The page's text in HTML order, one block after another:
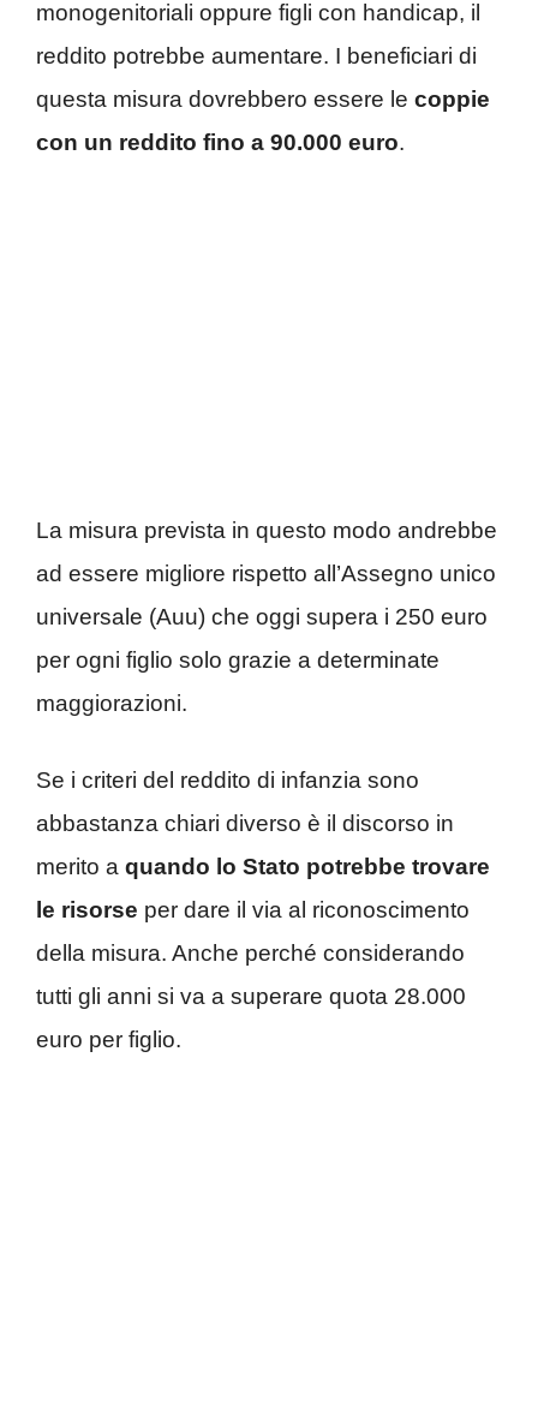
monogenitoriali oppure figli con handicap, il
reddito potrebbe aumentare. I beneficiari di
questa misura dovrebbero essere le coppie
con un reddito fino a 90.000 euro.
La misura prevista in questo modo andrebbe
ad essere migliore rispetto all’Assegno unico
universale (Auu) che oggi supera i 250 euro
per ogni figlio solo grazie a determinate
maggiorazioni.
Se i criteri del reddito di infanzia sono
abbastanza chiari diverso è il discorso in
merito a quando lo Stato potrebbe trovare
le risorse per dare il via al riconoscimento
della misura. Anche perché considerando
tutti gli anni si va a superare quota 28.000
euro per figlio.